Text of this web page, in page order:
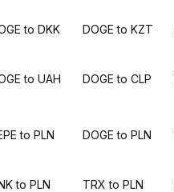
to DKK DOGE to KZT
to UAH DOGE to CLP
to PLN DOGE to PLN
to PLN TRX to PLN